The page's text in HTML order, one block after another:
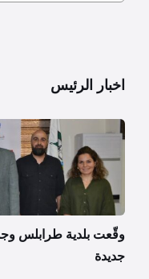
اخبار الرئيس
وقّعت بلدية طرابلس
جديدة